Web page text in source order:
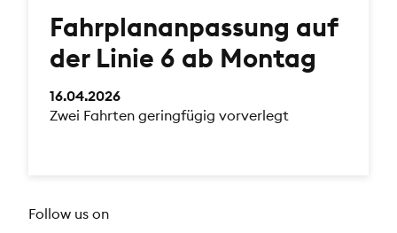
Fahrplananpassung auf
der Linie 6 ab Montag
16.04.2026
Zwei Fahrten geringfügig vorverlegt
Follow us on